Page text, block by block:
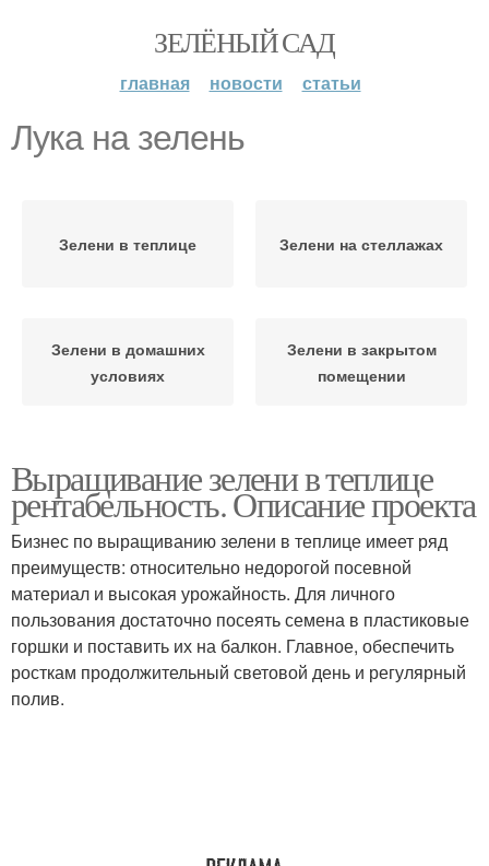
ЗЕЛЁНЫЙ САД
главная новости статьи
Лука на зелень
Зелени в теплице Зелени на стеллажах
Зелени в домашних
условиях
Зелени в закрытом
помещении
Выращивание зелени в теплице
рентабельность. Описание проекта
Бизнес по выращиванию зелени в теплице имеет ряд
преимуществ: относительно недорогой посевной
материал и высокая урожайность. Для личного
пользования достаточно посеять семена в пластиковые
горшки и поставить их на балкон. Главное, обеспечить
росткам продолжительный световой день и регулярный
полив.